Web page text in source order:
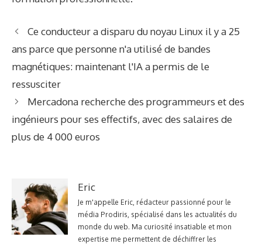
Ce conducteur a disparu du noyau Linux il y a 25
ans parce que personne n'a utilisé de bandes
magnétiques: maintenant l'IA a permis de le
ressusciter
Mercadona recherche des programmeurs et des
ingénieurs pour ses effectifs, avec des salaires de
plus de 4 000 euros
Eric
Je m'appelle Eric, rédacteur passionné pour le
média Prodiris, spécialisé dans les actualités du
monde du web. Ma curiosité insatiable et mon
expertise me permettent de déchiffrer les